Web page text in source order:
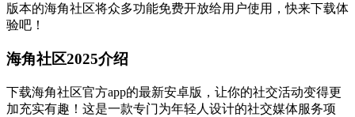
版本的海角社区将众多功能免费开放给用户使用，快来下载体
验吧！
海角社区2025介绍
下载海角社区官方app的最新安卓版，让你的社交活动变得更
加充实有趣！这是一款专门为年轻人设计的社交媒体服务项